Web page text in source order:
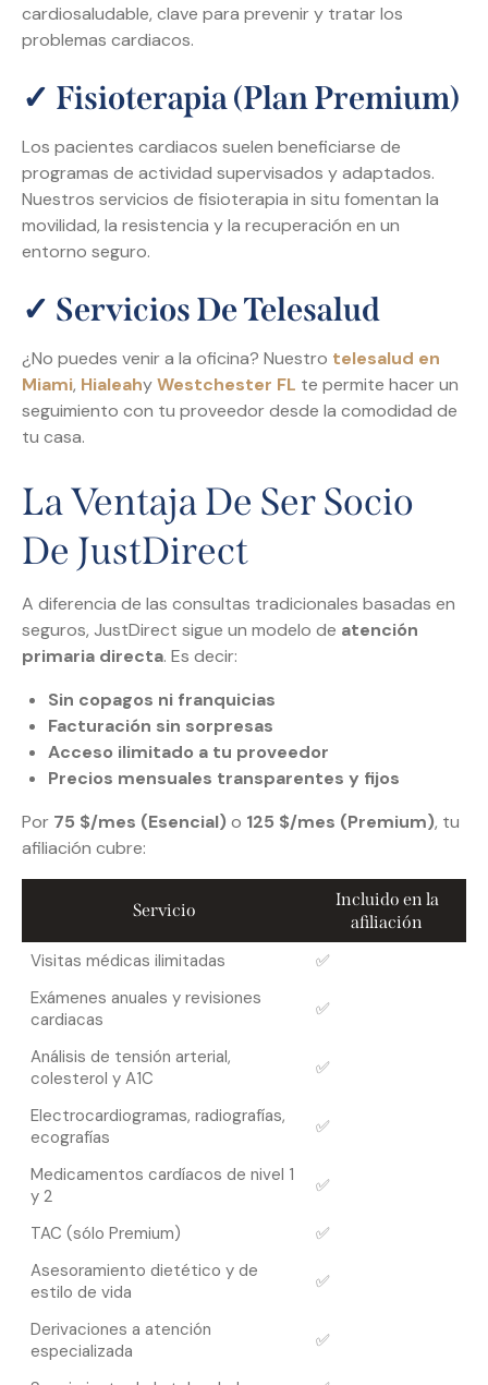
cardiosaludable, clave para prevenir y tratar los
problemas cardiacos.
✓ Fisioterapia (Plan Premium)
Los pacientes cardiacos suelen beneficiarse de
programas de actividad supervisados y adaptados.
Nuestros servicios de fisioterapia in situ fomentan la
movilidad, la resistencia y la recuperación en un
entorno seguro.
✓ Servicios De Telesalud
¿No puedes venir a la oficina? Nuestro telesalud en
Miami, HialeahyWestchester FL te permite hacer un
seguimiento con tu proveedor desde la comodidad de
tu casa.
La Ventaja De Ser Socio
De JustDirect
A diferencia de las consultas tradicionales basadas en
seguros, JustDirect sigue un modelo de atención
primaria directa. Es decir:
Sin copagos ni franquicias
Facturación sin sorpresas
Acceso ilimitado a tu proveedor
Precios mensuales transparentes y fijos
Por 75 $/mes (Esencial)o 125 $/mes (Premium), tu
afiliación cubre:
Servicio
Incluido en la
afiliación
Visitas médicas ilimitadas
✅
Exámenes anuales y revisiones
cardiacas
✅
Análisis de tensión arterial,
colesterol y A1C
✅
Electrocardiogramas, radiografías,
ecografías
✅
Medicamentos cardíacos de nivel 1
y 2
✅
TAC (sólo Premium)
✅
Asesoramiento dietético y de
estilo de vida
✅
Derivaciones a atención
especializada
✅